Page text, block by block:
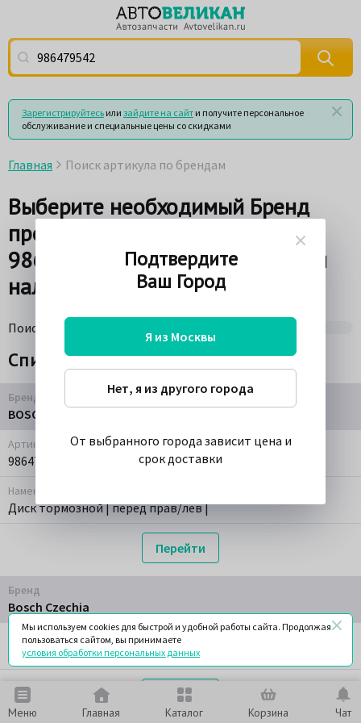
Меню Главная Каталог Корзина Чат
Поиск по артикулу (номеру детали) или по названию
Зарегистрируйтесь или зайдите на сайт и получите персональное
обслуживание и специальные цены со скидками
Главная Поиск артикула по брендам
Выберите необходимый Бренд
производителя по Артикулу
986479542 для просмотра цен и
наличия товара на складах
Поиск по поставщикам
Список брендов
Бренд
BOSCH
Артикул
986479542
Наменование
Диск тормозной | перед прав/лев |
Перейти
Бренд
Bosch Czechia
Артикул
986479542
Перейти
Подтвердите
Ваш Город
Я из Москвы
Нет, я из другого города
От выбранного города зависит цена и
срок доставки
Мы используем cookies для быстрой и удобной работы сайта. Продолжая
пользоваться сайтом, вы принимаете
условия обработки персональных данных